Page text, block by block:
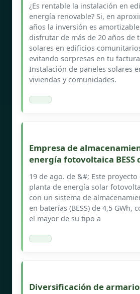
¿Es rentable la instalación en
energía renovable? Si, en
años la inversión es
disfrutar de más de 20 años de
solares en edificios
evitando sorpresas en tu
Instalación de paneles solares
viviendas y comunidades.
Empresa de
energía fotovoltaica BESS
19 de ago. de &#; Este
planta de energía solar
con un sistema de
en baterías (BESS) de 4,5 GWh,
el mayor de su tipo a
Diversificación de